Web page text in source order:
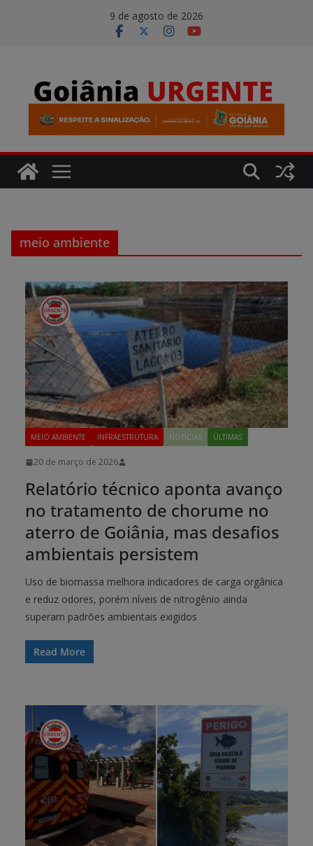
9 de agosto de 2026
meio ambiente
MEIO AMBIENTE INFRAESTRUTURA NOTÍCIAS ÚLTIMAS
20 de março de 2026
Relatório técnico aponta avanço
no tratamento de chorume no
aterro de Goiânia, mas desafios
ambientais persistem
Uso de biomassa melhora indicadores de carga orgânica
e reduz odores, porém níveis de nitrogênio ainda
superam padrões ambientais exigidos
Read More
modal-check